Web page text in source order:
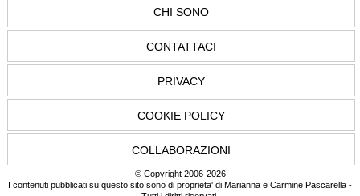
CHI SONO
CONTATTACI
PRIVACY
COOKIE POLICY
COLLABORAZIONI
© Copyright 2006-2026
I contenuti pubblicati su questo sito sono di proprieta' di Marianna e Carmine Pascarella -